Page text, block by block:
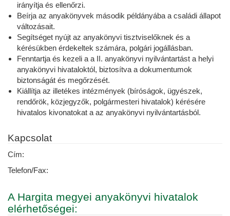
irányítja és ellenőrzi.
Beírja az anyakönyvek második példányába a családi állapot
változásait.
Segítséget nyújt az anyakönyvi tisztviselőknek és a
kérésükben érdekeltek számára, polgári jogállásban.
Fenntartja és kezeli a a II. anyakönyvi nyilvántartást a helyi
anyakönyvi hivataloktól, biztosítva a dokumentumok
biztonságát és megőrzését.
Kiállítja az illetékes intézmények (bíróságok, ügyészek,
rendőrök, közjegyzők, polgármesteri hivatalok) kérésére
hivatalos kivonatokat a az anyakönyvi nyilvántartásból.
Kapcsolat
Cím:
Telefon/Fax:
A Hargita megyei anyakönyvi hivatalok
elérhetőségei: